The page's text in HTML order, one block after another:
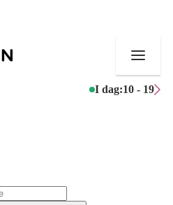
I dag:10 - 19